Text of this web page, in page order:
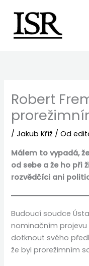
obsah
Robert
/Jakub Kříž / Od
Málem to vypadá,
od sebe a že ho při
rozvědčíci ani
Budoucí soudce
nominačním projevu
dotknout svého
že byl prorežimním